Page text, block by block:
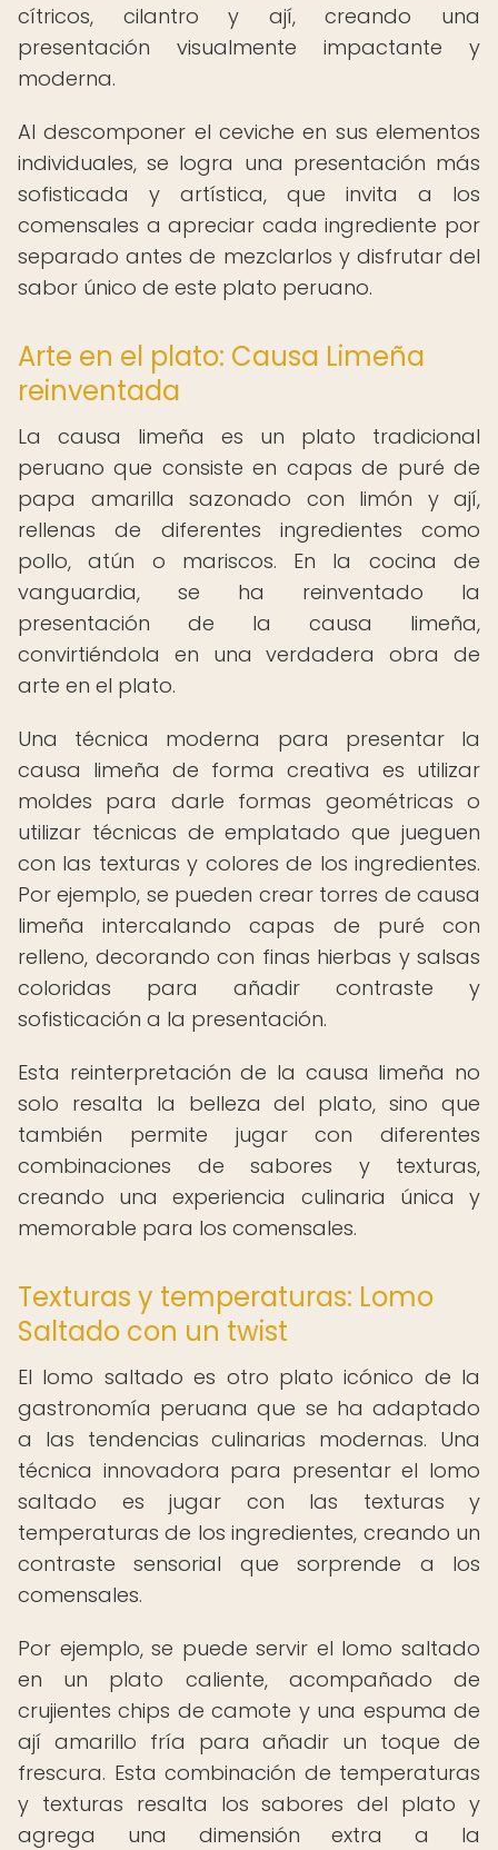
cítricos, cilantro y ají, creando una
presentación visualmente impactante y
moderna.
Al descomponer el ceviche en sus elementos
individuales, se logra una presentación más
sofisticada y artística, que invita a los
comensales a apreciar cada ingrediente por
separado antes de mezclarlos y disfrutar del
sabor único de este plato peruano.
Arte en el plato: Causa Limeña
reinventada
La causa limeña es un plato tradicional
peruano que consiste en capas de puré de
papa amarilla sazonado con limón y ají,
rellenas de diferentes ingredientes como
pollo, atún o mariscos. En la cocina de
vanguardia, se ha reinventado la
presentación de la causa limeña,
convirtiéndola en una verdadera obra de
arte en el plato.
Una técnica moderna para presentar la
causa limeña de forma creativa es utilizar
moldes para darle formas geométricas o
utilizar técnicas de emplatado que jueguen
con las texturas y colores de los ingredientes.
Por ejemplo, se pueden crear torres de causa
limeña intercalando capas de puré con
relleno, decorando con finas hierbas y salsas
coloridas para añadir contraste y
sofisticación a la presentación.
Esta reinterpretación de la causa limeña no
solo resalta la belleza del plato, sino que
también permite jugar con diferentes
combinaciones de sabores y texturas,
creando una experiencia culinaria única y
memorable para los comensales.
Texturas y temperaturas: Lomo
Saltado con un twist
El lomo saltado es otro plato icónico de la
gastronomía peruana que se ha adaptado
a las tendencias culinarias modernas. Una
técnica innovadora para presentar el lomo
saltado es jugar con las texturas y
temperaturas de los ingredientes, creando un
contraste sensorial que sorprende a los
comensales.
Por ejemplo, se puede servir el lomo saltado
en un plato caliente, acompañado de
crujientes chips de camote y una espuma de
ají amarillo fría para añadir un toque de
frescura. Esta combinación de temperaturas
y texturas resalta los sabores del plato y
agrega una dimensión extra a la